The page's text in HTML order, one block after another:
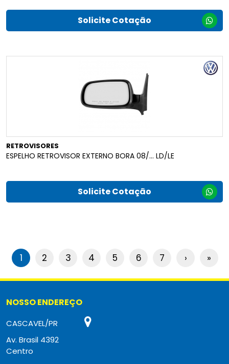
Solicite Cotação
RETROVISORES
ESPELHO RETROVISOR EXTERNO BORA 08/... LD/LE
Solicite Cotação
1 2 3 4 5 6 7 › »
NOSSO ENDEREÇO
CASCAVEL/PR
Av. Brasil 4392
Centro